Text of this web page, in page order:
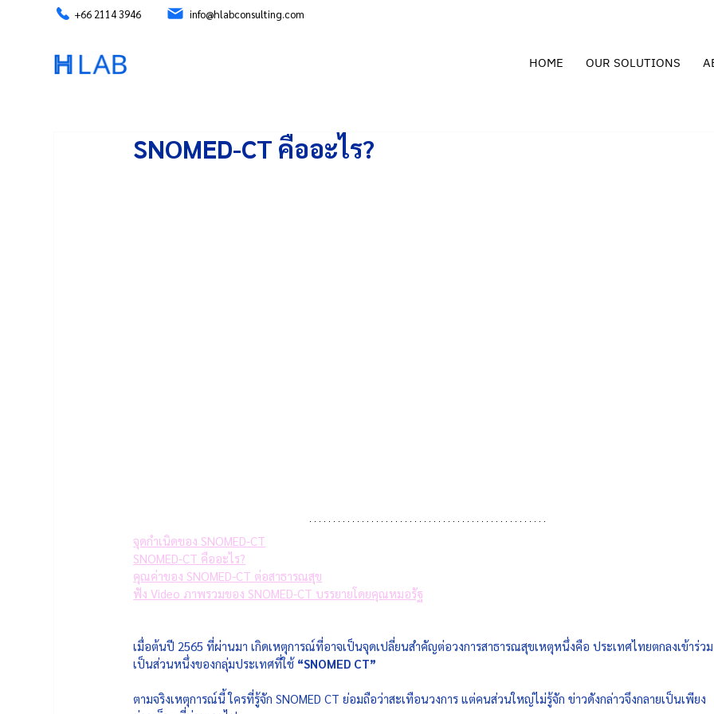
+66 2114 3946 info@hlabconsulting.com
HOME OUR SOLUTIONS
SNOMED-CT คืออะไร?
จุดกำเนิดของ SNOMED-CT
SNOMED-CT คืออะไร?
คุณค่าของ SNOMED-CT ต่อสาธารณสุข
ฟัง Video ภาพรวมของ SNOMED-CT บรรยายโดยคุณหมอรัฐ
เมื่อต้นปี 2565 ที่ผ่านมา เกิดเหตุการณ์ที่อาจเป็นจุดเปลี่ยนสำคัญต่อวงการสาธารณสุขเหตุหนึ่งคือ ประเทศไทยตกลงเข้าร่วม
เป็นส่วนหนึ่งของกลุ่มประเทศที่ใช้ “SNOMED CT”
ตามจริงเหตุการณ์นี้ ใครที่รู้จัก SNOMED CT ย่อมถือว่าสะเทือนวงการ แต่คนส่วนใหญ่ไม่รู้จัก ข่าวดังกล่าวจึงกลายเป็นเพียง